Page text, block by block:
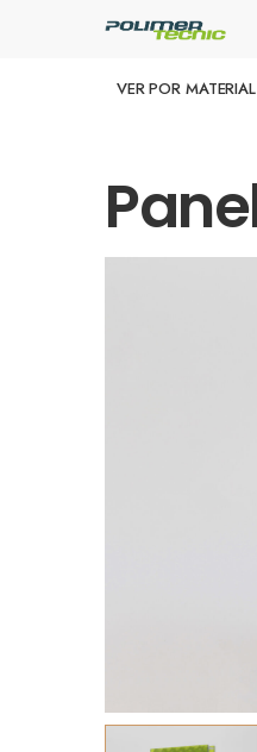
VER POR MATERIAL